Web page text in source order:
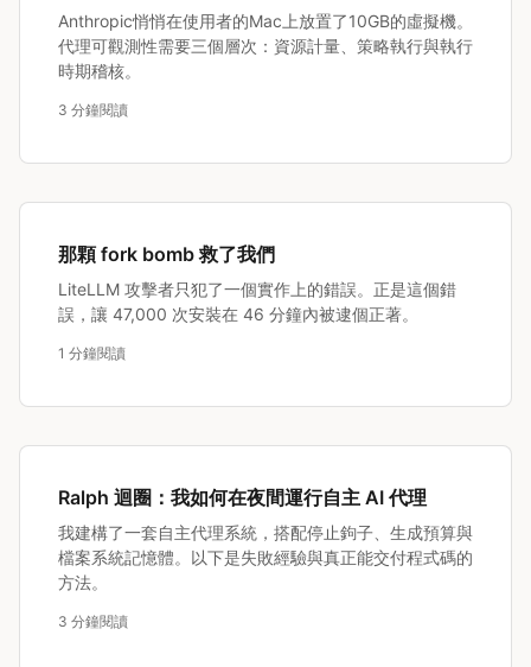
Anthropic悄悄在使用者的Mac上放置了10GB的虛擬機。
代理可觀測性需要三個層次：資源計量、策略執行與執行
時期稽核。
3 分鐘閱讀
那顆 fork bomb 救了我們
LiteLLM 攻擊者只犯了一個實作上的錯誤。正是這個錯
誤，讓 47,000 次安裝在 46 分鐘內被逮個正著。
1 分鐘閱讀
Ralph 迴圈：我如何在夜間運行自主 AI 代理
我建構了一套自主代理系統，搭配停止鉤子、生成預算與
檔案系統記憶體。以下是失敗經驗與真正能交付程式碼的
方法。
3 分鐘閱讀